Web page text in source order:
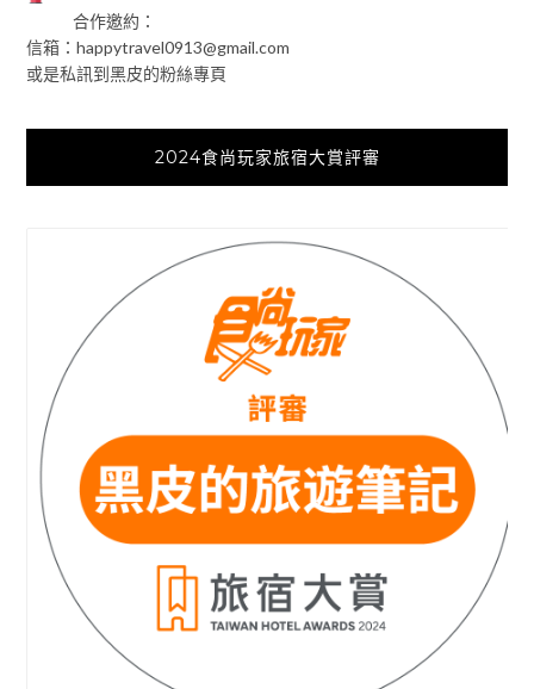
合作邀約：
信箱：happytravel0913@gmail.com
或是私訊到黑皮的粉絲專頁
2024食尚玩家旅宿大賞評審